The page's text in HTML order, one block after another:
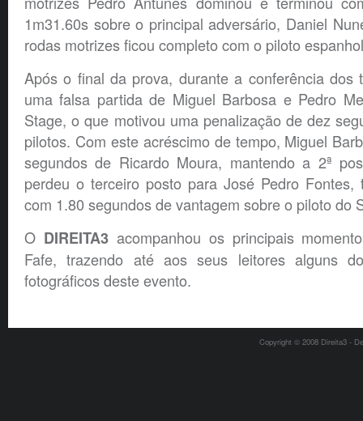
1m31.60s sobre o principal adversário, Daniel
rodas motrizes ficou completo com o piloto
Após o final da prova, durante a conferência dos
uma falsa partida de Miguel Barbosa e Pedro
Stage, o que motivou uma penalização de dez
pilotos. Com este acréscimo de tempo, Miguel
segundos de Ricardo Moura, mantendo a 2ª
perdeu o terceiro posto para José Pedro Fontes,
com 1.80 segundos de vantagem sobre o piloto do
O DIREITA3acompanhou os principais
Fafe, trazendo até aos seus leitores alguns
fotográficos deste evento.
Copyright © 2008 Direita3 -